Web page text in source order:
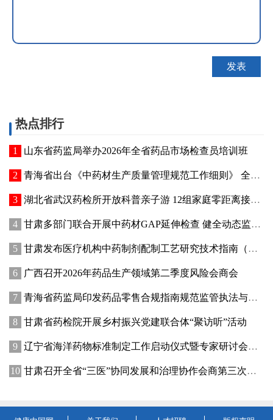
热点排行
山东省药监局举办2026年全省药品市场检查员培训班
青海省出台《中药材生产质量管理规范工作细则》 全面强化中药材质量源头管控
湖北省武汉药检所开放科普亲子游 12组家庭零距离接触药品检验
甘肃多部门联合开展中药材GAP延伸检查 健全动态监管机制
甘肃发布医疗机构中药制剂配制工艺研究技术指南（试行）
广西召开2026年药品生产领域第二季度风险会商会
青海省药监局印发药品零售合规指南规范监管执法与企业经营行为
甘肃省药检院开展乡村振兴党建联合体“聚访听”活动
辽宁省海洋药物标准制定工作启动仪式暨专家研讨会在大连成功举办
甘肃召开全省“三医”协同发展和治理协作会商第三次会议